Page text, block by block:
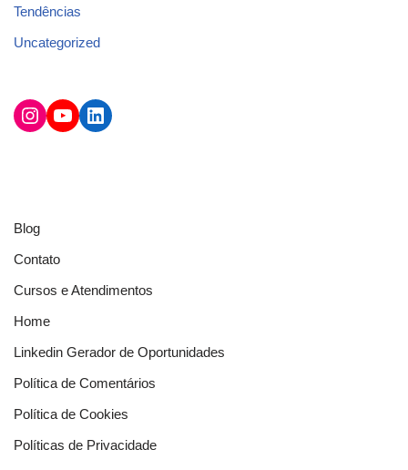
Tendências
Uncategorized
Blog
Contato
Cursos e Atendimentos
Home
Linkedin Gerador de Oportunidades
Política de Comentários
Política de Cookies
Políticas de Privacidade